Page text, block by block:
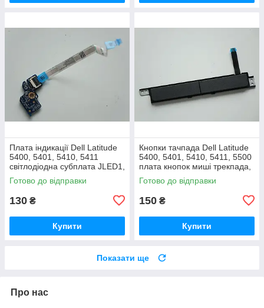
Плата індикації Dell Latitude
5400, 5401, 5410, 5411
світлодіодна субплата JLED1,
Б/В Оригінал, LS-G891P
Готово до відправки
130 ₴
Купити
Кнопки тачпада Dell Latitude
5400, 5401, 5410, 5411, 5500
плата кнопок миші трекпада,
Б/В Оригінал, 0YPHVV
Готово до відправки
150 ₴
Купити
Показати ще
Про нас